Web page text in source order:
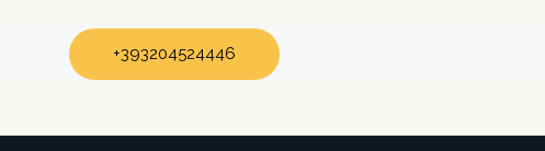
+393204524446